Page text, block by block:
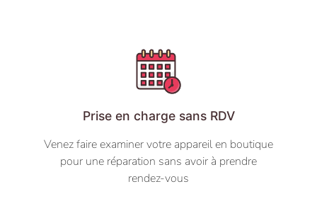
Prise en charge sans RDV
Venez faire examiner votre appareil en boutique
pour une réparation sans avoir à prendre
rendez-vous